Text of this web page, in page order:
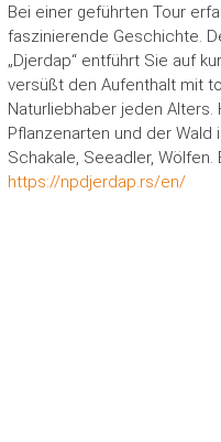
Bei einer geführten Tour
faszinierende Geschichte.
„Djerdap“ entführt Sie auf
versüßt den Aufenthalt mit
Naturliebhaber jeden Alters.
Pflanzenarten und der
Schakale, Seeadler,
https://npdjerdap.rs/en/